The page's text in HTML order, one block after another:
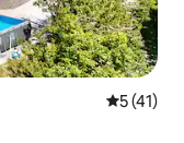
5 (41)